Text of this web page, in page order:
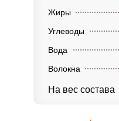
Жиры
Углеводы
Вода
Волокна
На вес состава